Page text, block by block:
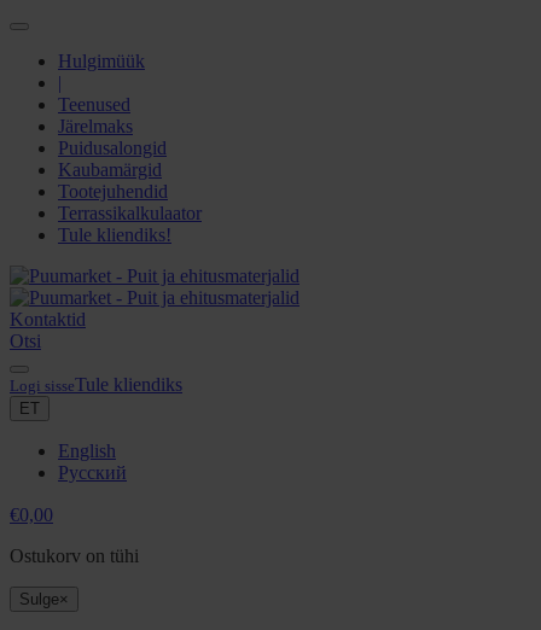
Hulgimüük
|
Teenused
Järelmaks
Puidusalongid
Kaubamärgid
Tootejuhendid
Terrassikalkulaator
Tule kliendiks!
Kontaktid
Otsi
Logi sisseTule kliendiks
ET
English
Русский
€0,00
Ostukorv on tühi
Sulge×